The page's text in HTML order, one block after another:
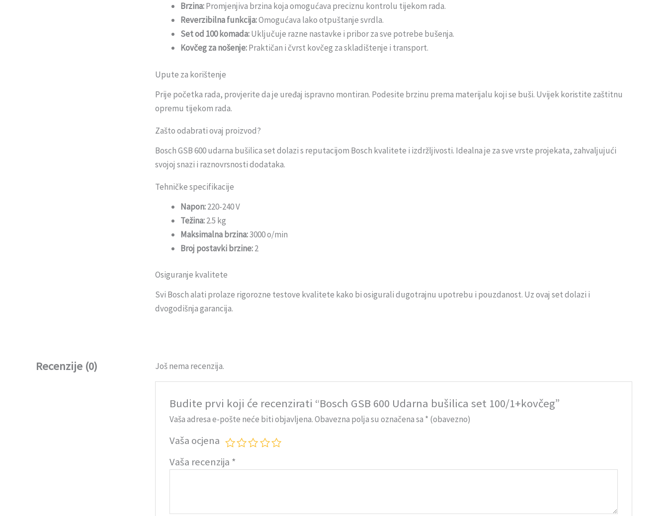
Brzina:Promjenjiva brzina koja omogućava preciznu kontrolu tijekom rada.
Reverzibilna funkcija:Omogućava lako otpuštanje svrdla.
Set od 100 komada:Uključuje razne nastavke i pribor za sve potrebe bušenja.
Kovčeg za nošenje:Praktičan i čvrst kovčeg za skladištenje i transport.
Upute za korištenje
Prije početka rada, provjerite da je uređaj ispravno montiran. Podesite brzinu prema materijalu koji se buši. Uvijek koristite zaštitnu
opremu tijekom rada.
Zašto odabrati ovaj proizvod?
Bosch GSB 600 udarna bušilica set dolazi s reputacijom Bosch kvalitete i izdržljivosti. Idealna je za sve vrste projekata, zahvaljujući
svojoj snazi i raznovrsnosti dodataka.
Tehničke specifikacije
Napon:220-240 V
Težina:2.5 kg
Maksimalna brzina:3000 o/min
Broj postavki brzine:2
Osiguranje kvalitete
Svi Bosch alati prolaze rigorozne testove kvalitete kako bi osigurali dugotrajnu upotrebu i pouzdanost. Uz ovaj set dolazi i
dvogodišnja garancija.
Recenzije (0) Još nema recenzija.
Budite prvi koji će recenzirati “Bosch GSB 600 Udarna bušilica set 100/1+kovčeg”
Vaša adresa e-pošte neće biti objavljena.Obavezna polja su označena sa * (obavezno)
Vaša ocjena
Vaša recenzija *